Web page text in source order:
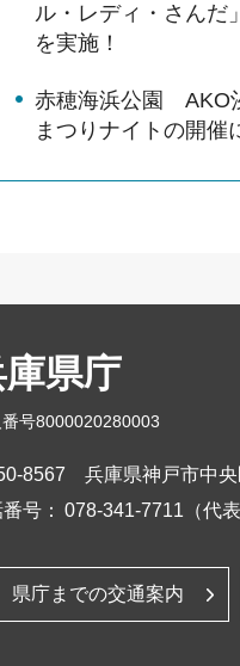
ル・レディ・さんだ
を実施！
赤穂海浜公園 AKO
まつりナイトの開催
県庁
号8000020280003
8567
兵庫県神戸市中
号： 078-341-7711（代表
県庁までの交通案内